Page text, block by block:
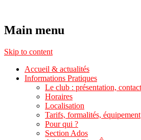
Aikido Noyelles les
Main menu
Skip to content
Accueil & actualités
Informations Pratiques
Le club : présentation,
Horaires
Localisation
Tarifs, formalités, équipement
Pour qui ?
Section Ados